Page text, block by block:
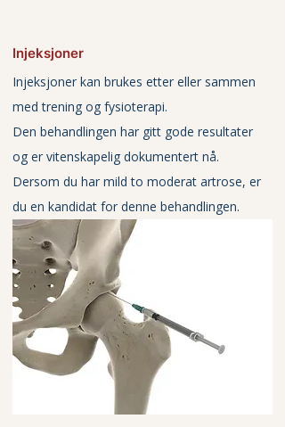
Injeksjoner
Injeksjoner kan brukes etter eller sammen
med trening og fysioterapi.
Den behandlingen har gitt gode resultater
og er vitenskapelig dokumentert nå.
Dersom du har mild to moderat artrose, er
du en kandidat for denne behandlingen.